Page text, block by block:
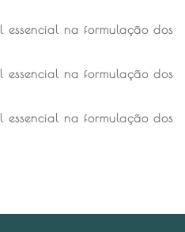
essencial na formulação dos
essencial na formulação dos
essencial na formulação dos